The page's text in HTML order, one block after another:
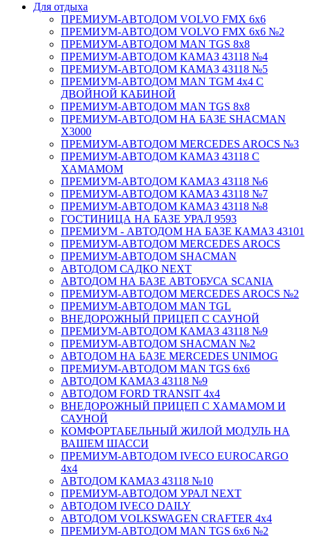
Для отдыха
ПРЕМИУМ-АВТОДОМ VOLVO FMX 6x6
ПРЕМИУМ-АВТОДОМ VOLVO FMX 6x6 №2
ПРЕМИУМ-АВТОДОМ MAN TGS 8х8
ПРЕМИУМ-АВТОДОМ КАМАЗ 43118 №4
ПРЕМИУМ-АВТОДОМ КАМАЗ 43118 №5
ПРЕМИУМ-АВТОДОМ MAN TGM 4х4 С
ДВОЙНОЙ КАБИНОЙ
ПРЕМИУМ-АВТОДОМ MAN TGS 8х8
ПРЕМИУМ-АВТОДОМ НА БАЗЕ SHACMAN
X3000
ПРЕМИУМ-АВТОДОМ MERCEDES AROCS №3
ПРЕМИУМ-АВТОДОМ КАМАЗ 43118 С
ХАМАМОМ
ПРЕМИУМ-АВТОДОМ КАМАЗ 43118 №6
ПРЕМИУМ-АВТОДОМ КАМАЗ 43118 №7
ПРЕМИУМ-АВТОДОМ КАМАЗ 43118 №8
ГОСТИНИЦА НА БАЗЕ УРАЛ 9593
ПРЕМИУМ - АВТОДОМ НА БАЗЕ КАМАЗ 43101
ПРЕМИУМ-АВТОДОМ MERCEDES AROCS
ПРЕМИУМ-АВТОДОМ SHACMAN
АВТОДОМ САДКО NEXT
АВТОДОМ НА БАЗЕ АВТОБУСА SCANIA
ПРЕМИУМ-АВТОДОМ MERCEDES AROCS №2
ПРЕМИУМ-АВТОДОМ MAN TGL
ВНЕДОРОЖНЫЙ ПРИЦЕП С САУНОЙ
ПРЕМИУМ-АВТОДОМ КАМАЗ 43118 №9
ПРЕМИУМ-АВТОДОМ SHACMAN №2
АВТОДОМ НА БАЗЕ MERCEDES UNIMOG
ПРЕМИУМ-АВТОДОМ MAN TGS 6х6
АВТОДОМ КАМАЗ 43118 №9
АВТОДОМ FORD TRANSIT 4x4
ВНЕДОРОЖНЫЙ ПРИЦЕП С ХАМАМОМ И
САУНОЙ
КОМФОРТАБЕЛЬНЫЙ ЖИЛОЙ МОДУЛЬ НА
ВАШЕМ ШАССИ
ПРЕМИУМ-АВТОДОМ IVECO EUROCARGO
4х4
АВТОДОМ КАМАЗ 43118 №10
ПРЕМИУМ-АВТОДОМ УРАЛ NEXT
АВТОДОМ IVECO DAILY
АВТОДОМ VOLKSWAGEN CRAFTER 4х4
ПРЕМИУМ-АВТОДОМ MAN TGS 6х6 №2